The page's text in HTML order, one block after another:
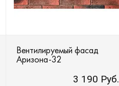
Вентилируемый фасад
Аризона-32
3 190 Руб.